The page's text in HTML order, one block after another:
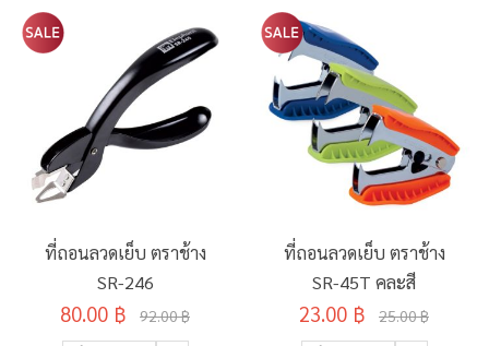
ที่ถอนลวดเย็บ ตราช้าง
SR-246
80.00 ฿ 92.00 ฿
ที่ถอนลวดเย็บ ตราช้าง
SR-45T คละสี
23.00 ฿ 25.00 ฿